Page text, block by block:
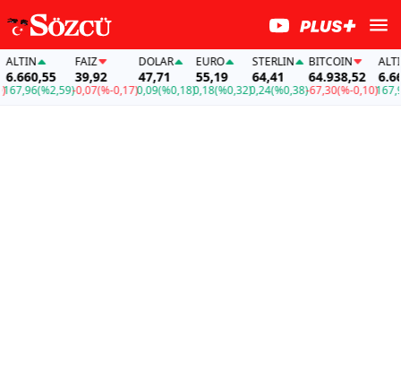
(%2,59)
FAİZ
39,92
-0,07(%-0,17)
DOLAR
47,71
0,09(%0,18)
EURO
55,19
0,18(%0,32)
STERLIN
64,41
0,24(%0,38)
BITCOIN
64.938,52
-67,30(%-0,10)
ALTIN
167,96